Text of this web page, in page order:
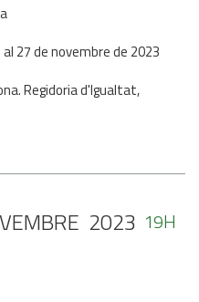
27denovembrede 2023
Regidoria d'Igualtat,
2023 19H